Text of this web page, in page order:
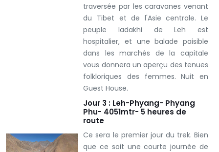
traversée par les caravanes venant
du Tibet et de l'Asie centrale. Le
peuple ladakhi de Leh est
hospitalier, et une balade paisible
dans les marchés de la capitale
vous donnera un aperçu des tenues
folkloriques des femmes.Nuit en
Guest House.
Jour 3 : Leh-Phyang- Phyang
Phu- 4051mtr- 5 heures de
route
Ce sera le premier jour du trek. Bien
que ce soit une courte journée de